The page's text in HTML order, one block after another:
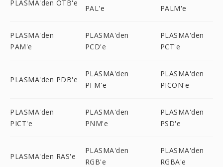
PLASMA'den OTB'e
PAL'e
PALM'e
PLASMA'den
PAM'e
PLASMA'den
PCD'e
PLASMA'den
PCT'e
PLASMA'den PDB'e
PLASMA'den
PFM'e
PLASMA'den
PICON'e
PLASMA'den
PICT'e
PLASMA'den
PNM'e
PLASMA'den
PSD'e
PLASMA'den RAS'e
PLASMA'den
RGB'e
PLASMA'den
RGBA'e